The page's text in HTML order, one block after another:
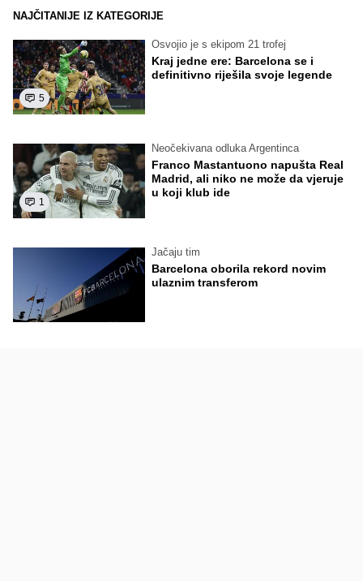
NAJČITANIJE IZ KATEGORIJE
5
Osvojio je s ekipom 21 trofej
Kraj jedne ere: Barcelona se i
definitivno riješila svoje legende
1
Neočekivana odluka Argentinca
Franco Mastantuono napušta Real
Madrid, ali niko ne može da vjeruje
u koji klub ide
Jačaju tim
Barcelona oborila rekord novim
ulaznim transferom